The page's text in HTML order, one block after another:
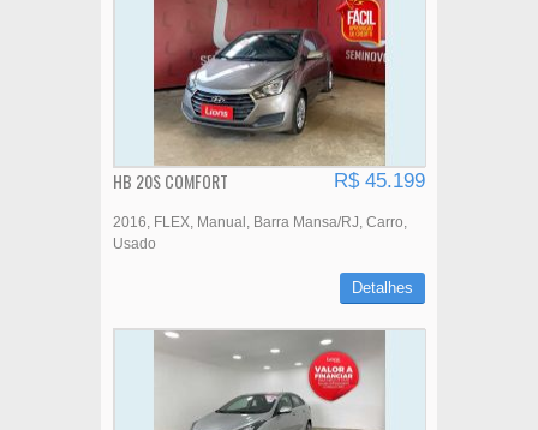
HB 20S COMFORT R$ 45.199
2016 FLEX Manual Barra Mansa/RJ Carro
Usado
Detalhes